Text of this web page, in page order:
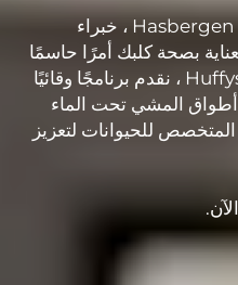
مرحبًا بكم في Huffys FIT في Hasbergen ، خبراء
بصحة كلبك أمرًا حاسمًا
لحياة طويلة وسعيدة. في Huffys FIT ، نقدم برنامجًا وقائيًا
المشي تحت الماء
المتخصص للحيوانات لتعزيز